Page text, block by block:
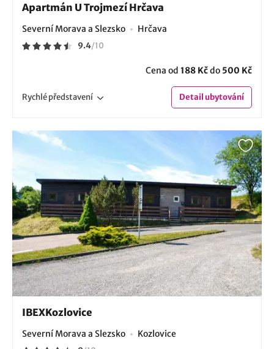
Apartmán U Trojmezí Hrčava
Severní Morava a Slezsko Hrčava
9.4/10
Cena od 188 Kčdo 500 Kč
Rychlépředstavení Detailubytování
IBEXKozlovice
Severní Morava a Slezsko Kozlovice